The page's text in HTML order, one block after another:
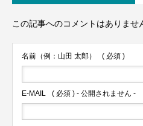
この記事へのコメントはありませ
名前（例：山田 太郎） ( 必須 )
E-MAIL ( 必須 ) - 公開されません -